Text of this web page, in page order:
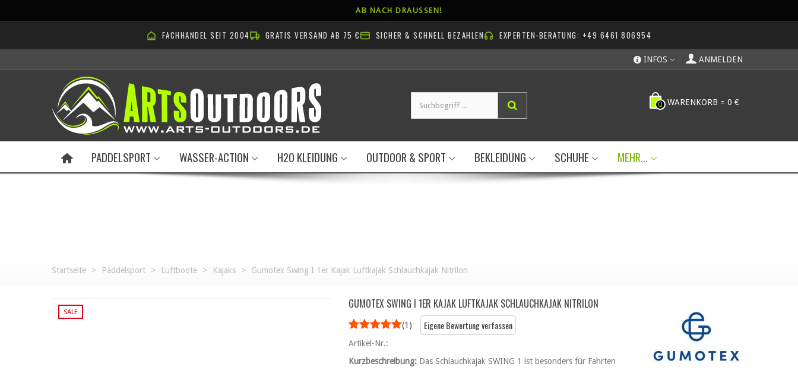
AB NACH DRAUSSEN!
FACHHANDEL SEIT 2004 GRATIS VERSAND AB 75 € SICHER & SCHNELL BEZAHLEN EXPERTEN-BERATUNG: +49 6461 806954
ANMELDEN
INFOS
0 WARENKORB = 0 €
PADDELSPORT WASSER-ACTION H2O KLEIDUNG OUTDOOR & SPORT BEKLEIDUNG SCHUHE MEHR...
Startseite > Paddelsport > Luftboote > Kajaks > Gumotex Swing I 1er Kajak Luftkajak Schlauchkajak Nitrilon
SALE
GUMOTEX SWING I 1ER KAJAK LUFTKAJAK SCHLAUCHKAJAK NITRILON
(1 ) Eigene Bewertung verfassen
Artikel-Nr.:
Kurzbeschreibung: Das Schlauchkajak SWING 1 ist besonders für Fahrten